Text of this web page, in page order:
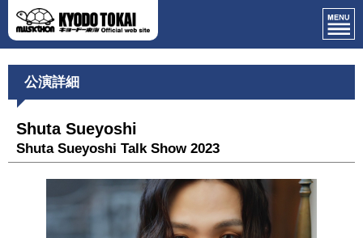
公演詳細
Shuta Sueyoshi
Shuta Sueyoshi Talk Show 2023